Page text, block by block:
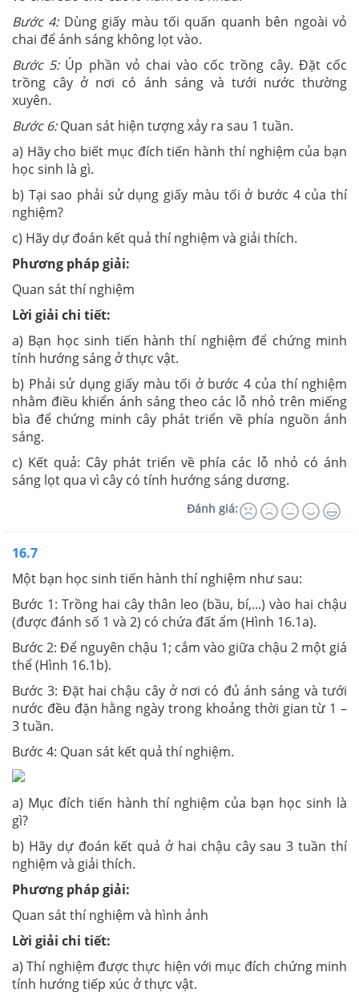
Bước 4:Dùng giấy màu tối quấn quanh bên ngoài vỏ
chai để ánh sáng không lọt vào.
Bước 5:Úp phần vỏ chai vào cốc trồng cây. Đặt cốc
trồng cây ở nơi có ánh sáng và tưới nước thường
xuyên.
Bước 6:Quan sát hiện tượng xảy ra sau 1 tuần.
a) Hãy cho biết mục đích tiến hành thí nghiệm của bạn
học sinh là gì.
b) Tại sao phải sử dụng giấy màu tối ở bước 4 của thí
nghiệm?
c) Hãy dự đoán kết quả thí nghiệm và giải thích.
Phương pháp giải:
Quan sát thí nghiệm
Lời giải chi tiết:
a) Bạn học sinh tiến hành thí nghiệm để chứng minh
tính hướng sáng ở thực vật.
b) Phải sử dụng giấy màu tối ở bước 4 của thí nghiệm
nhằm điều khiển ánh sáng theo các lỗ nhỏ trên miếng
bìa để chứng minh cây phát triển về phía nguồn ánh
sáng.
c) Kết quả: Cây phát triển về phía các lỗ nhỏ có ánh
sáng lọt qua vì cây có tính hướng sáng dương.
Đánh giá:
16.7
Một bạn học sinh tiến hành thí nghiệm như sau:
Bước 1: Trồng hai cây thân leo (bầu, bí,...) vào hai chậu
(được đánh số 1 và 2) có chứa đất ẩm (Hình 16.1a).
Bước 2: Để nguyên chậu 1; cắm vào giữa chậu 2 một giá
thể (Hình 16.1b).
Bước 3: Đặt hai chậu cây ở nơi có đủ ánh sáng và tưới
nước đều đặn hằng ngày trong khoảng thời gian từ 1 –
3 tuần.
Bước 4: Quan sát kết quả thí nghiệm.
a) Mục đích tiến hành thí nghiệm của bạn học sinh là
gì?
b) Hãy dự đoán kết quả ở hai chậu cây sau 3 tuần thí
nghiệm và giải thích.
Phương pháp giải:
Quan sát thí nghiệm và hình ảnh
Lời giải chi tiết:
a) Thí nghiệm được thực hiện với mục đích chứng minh
tính hướng tiếp xúc ở thực vật.